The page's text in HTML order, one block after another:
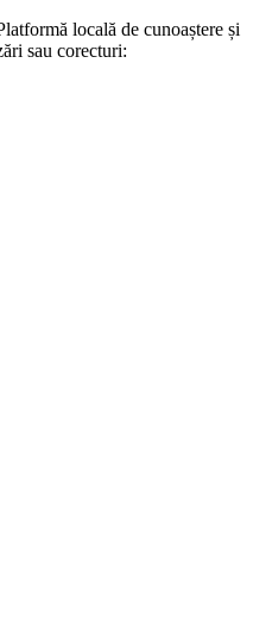
locală de cunoaștere și
sau corecturi: